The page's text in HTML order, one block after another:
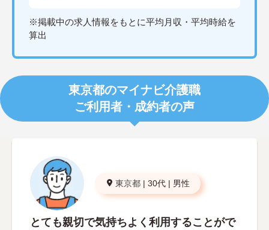
※掲載中の求人情報をもとに平均月収・平均時給を
算出
東京都のマイナビ介護職
ご利用者・成約者の声
東京都 | 30代 | 男性
とても親切で気持ちよく利用することがで